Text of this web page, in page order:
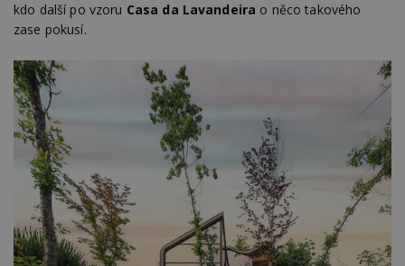
kdo další po vzoru Casa da Lavandeira o něco takového
zase pokusí.